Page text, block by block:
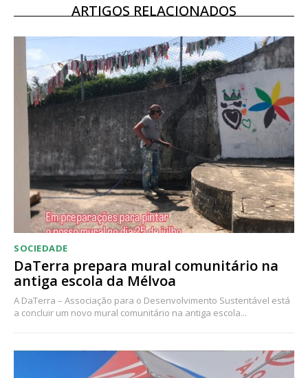
ARTIGOS RELACIONADOS
SOCIEDADE
DaTerra prepara mural comunitário na
antiga escola da Mélvoa
A DaTerra – Associação para o Desenvolvimento Sustentável está
a concluir um novo mural comunitário na antiga escola...